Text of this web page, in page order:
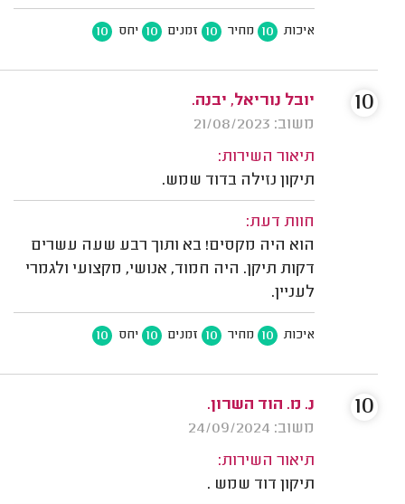
איכות 10 מחיר 10 זמנים 10 יחס 10
יובל נוריאל, יבנה.
משוב: 21/08/2023
תיאור השירות:
תיקון נזילה בדוד שמש.
חוות דעת:
הוא היה מקסים! בא ותוך רבע שעה עשרים
דקות תיקן. היה חמוד, אנושי, מקצועי ולגמרי
לעניין.
איכות 10 מחיר 10 זמנים 10 יחס 10
10
נ. מ. הוד השרון.
משוב: 24/09/2024
תיאור השירות:
תיקון דוד שמש .
10